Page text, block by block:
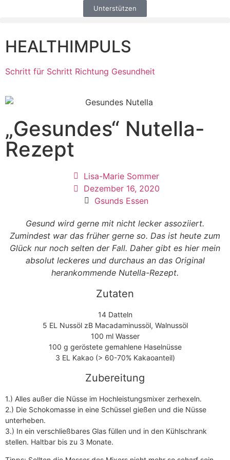
Unterstützen
HEALTHIMPULS
Schritt für Schritt Richtung Gesundheit
„Gesundes“ Nutella-
Rezept
Lisa-Marie Sommer
Dezember 16, 2020
Gsunds Essen
Gesund wird gerne mit nicht lecker assoziiert.
Zumindest war das früher gerne so. Das ist heute zum
Glück nur noch selten der Fall. Daher gibt es hier mein
absolut leckeres und durchaus an das Original
herankommende Nutella-Rezept.
Zutaten
14 Datteln
5 EL Nussöl zB Macadaminussöl, Walnussöl
100 ml Wasser
100 g geröstete gemahlene Haselnüsse
3 EL Kakao (> 60-70% Kakaoanteil)
Zubereitung
1.) Alles außer die Nüsse im Hochleistungsmixer zerhexeln.
2.) Die Schokomasse in eine Schüssel gießen und die Nüsse
unterheben.
3.) In ein verschließbares Glas füllen und in den Kühlschrank
stellen. Haltbar bis zu 3 Monate.